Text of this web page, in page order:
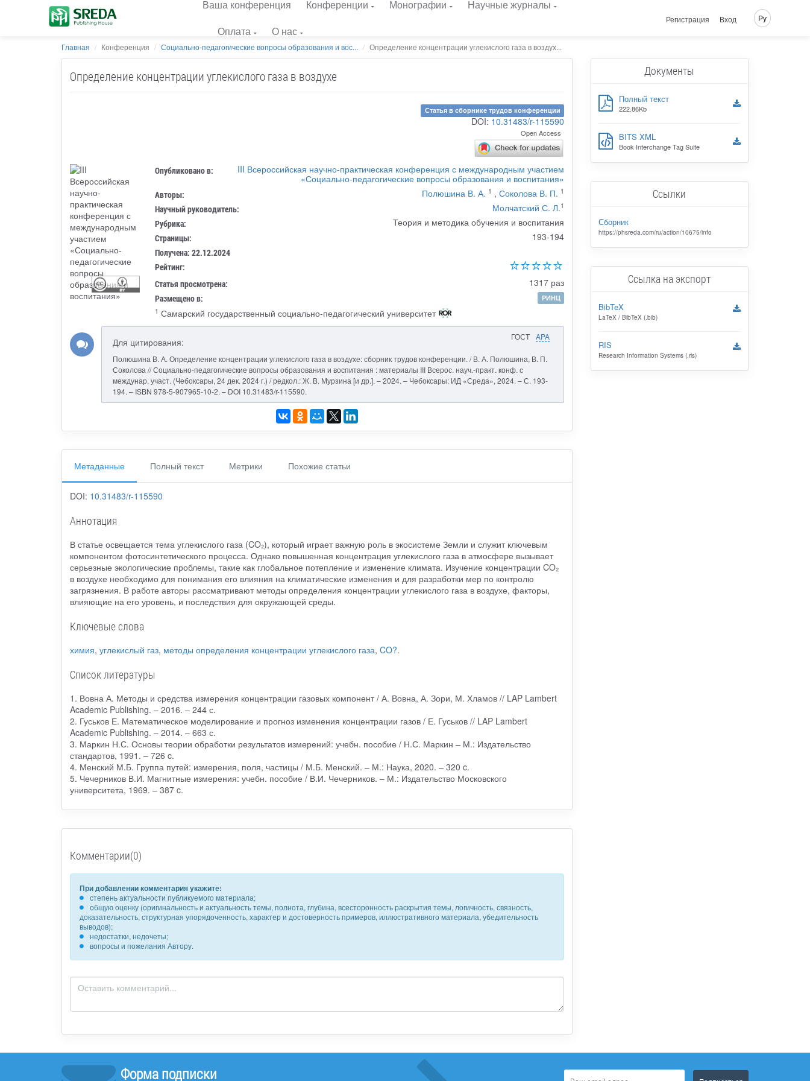
Ваша конференция Конференции Монографии
Научные журналы
Оплата
О нас
Регистрация Вход Ру
Главная Конференция Социально-педагогические вопросы образования и вос... Определение концентрации углекислого газа в воздух...
Определение концентрации углекислого газа в воздухе
Статья в сборнике трудов конференции
DOI:10.31483/r-115590
Open Access
Опубликовано в:
III Всероссийская научно-практическая конференция с международным участием
«Социально-педагогические вопросы образования и воспитания»
Авторы: Полюшина В. А. 1 , Соколова В. П. 1
Научный руководитель: Молчатский С. Л.1
Рубрика: Теория и методика обучения и воспитания
Страницы: 193-194
Получена: 22.12.2024
Рейтинг:
Статья просмотрена:
1317 раз
Размещено в:
РИНЦ
1 Самарский государственный социально-педагогический университет
ГОСТ APA
Для цитирования:
Полюшина В. А. Определение концентрации углекислого газа в воздухе: сборник трудов конференции. / В. А. Полюшина, В. П.
Соколова // Социально-педагогические вопросы образования и воспитания : материалы III Всерос. науч.-практ. конф. с
междунар. участ. (Чебоксары, 24 дек. 2024 г.) / редкол.: Ж. В. Мурзина [и др.]. – 2024. – Чебоксары: ИД «Среда», 2024. – С. 193-
194. – ISBN 978-5-907965-10-2. – DOI 10.31483/r-115590.
Метаданные Полный текст Метрики Похожие статьи
DOI: 10.31483/r-115590
Аннотация
В статье освещается тема углекислого газа (CO₂), который играет важную роль в экосистеме Земли и служит ключевым
компонентом фотосинтетического процесса. Однако повышенная концентрация углекислого газа в атмосфере вызывает
серьезные экологические проблемы, такие как глобальное потепление и изменение климата. Изучение концентрации CO₂
в воздухе необходимо для понимания его влияния на климатические изменения и для разработки мер по контролю
загрязнения. В работе авторы рассматривают методы определения концентрации углекислого газа в воздухе, факторы,
влияющие на его уровень, и последствия для окружающей среды.
Ключевые слова
химия, углекислый газ, методы определения концентрации углекислого газа, CO?.
Список литературы
1. Вовна А. Методы и средства измерения концентрации газовых компонент / А. Вовна, А. Зори, М. Хламов // LAP Lambert
Academic Publishing. – 2016. – 244 с.
2. Гуськов Е. Математическое моделирование и прогноз изменения концентрации газов / Е. Гуськов // LAP Lambert
Academic Publishing. – 2014. – 663 с.
3. Маркин Н.С. Основы теории обработки результатов измерений: учебн. пособие / Н.С. Маркин – М.: Издательство
стандартов, 1991. – 726 c.
4. Менский М.Б. Группа путей: измерения, поля, частицы / М.Б. Менский. – М.: Наука, 2020. – 320 c.
5. Чечерников В.И. Магнитные измерения: учебн. пособие / В.И. Чечерников. – М.: Издательство Московского
университета, 1969. – 387 c.
Комментарии(0)
При добавлении комментария укажите:
степень актуальности публикуемого материала;
общую оценку (оригинальность и актуальность темы, полнота, глубина, всесторонность раскрытия темы, логичность, связность,
доказательность, структурная упорядоченность, характер и достоверность примеров, иллюстративного материала, убедительность
выводов);
недостатки, недочеты;
вопросы и пожелания Автору.
Документы
Полный текст
222.86Kb
BITS XML
Book Interchange Tag Suite
Ссылки
Сборник
https://phsreda.com/ru/action/10675/info
Ссылка на экспорт
BibTeX
LaTeX / BibTeX (.bib)
RIS
Research Information Systems (.ris)
Форма подписки